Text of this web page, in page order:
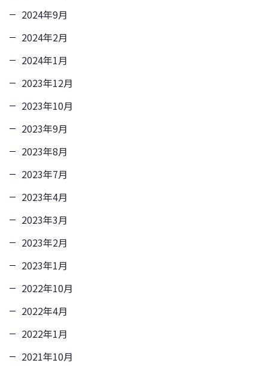
2024年9月
2024年2月
2024年1月
2023年12月
2023年10月
2023年9月
2023年8月
2023年7月
2023年4月
2023年3月
2023年2月
2023年1月
2022年10月
2022年4月
2022年1月
2021年10月